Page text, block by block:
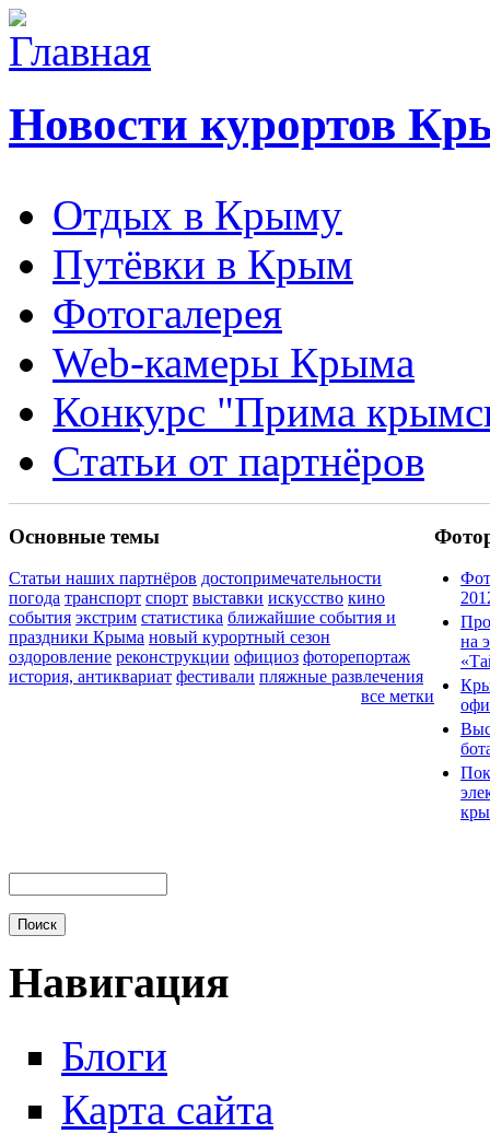
Новости курортов
Отдых в Крыму
Путёвки в Крым
Фотогалерея
Web-камеры Крыма
Конкурс "Прима
Статьи от партнёров
Основные темы
Статьи наших партнёров достопримечательности
погода транспорт спорт выставки искусство кино
события экстрим статистика ближайшие события и
праздники Крыма новый курортный сезон
оздоровление реконструкции официоз фоторепортаж
история, антиквариат фестивали пляжные развлечения
все метки
на
Навигация
Блоги
Карта сайта